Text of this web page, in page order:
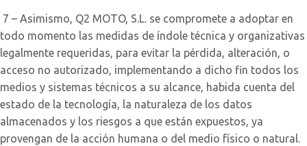
7 – Asimismo, Q2 MOTO, S.L. se compromete a adoptar en
todo momento las medidas de índole técnica y organizativas
legalmente requeridas, para evitar la pérdida, alteración, o
acceso no autorizado, implementando a dicho fin todos los
medios y sistemas técnicos a su alcance, habida cuenta del
estado de la tecnología, la naturaleza de los datos
almacenados y los riesgos a que están expuestos, ya
provengan de la acción humana o del medio físico o natural.